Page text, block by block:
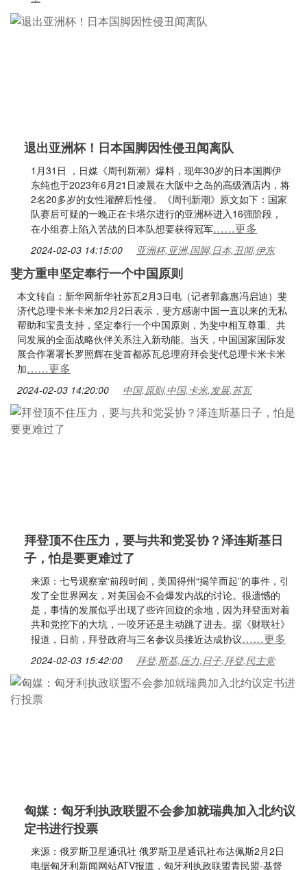
退出亚洲杯！日本国脚因性侵丑闻离队
1月31日 ，日媒《周刊新潮》爆料，现年30岁的日本国脚伊
东纯也于2023年6月21日凌晨在大阪中之岛的高级酒店内，将
2名20多岁的女性灌醉后性侵。《周刊新潮》原文如下：国家
队赛后可疑的一晚正在卡塔尔进行的亚洲杯进入16强阶段，
在小组赛上陷入苦战的日本队想要获得冠军……更多
2024-02-03 14:15:00 亚洲杯,亚洲,国脚,日本,丑闻,伊东
斐方重申坚定奉行一个中国原则
本文转自：新华网新华社苏瓦2月3日电（记者郭鑫惠冯启迪）斐
济代总理卡米卡米加2月2日表示，斐方感谢中国一直以来的无私
帮助和宝贵支持，坚定奉行一个中国原则，为斐中相互尊重、共
同发展的全面战略伙伴关系注入新动能。当天，中国国家国际发
展合作署署长罗照辉在斐首都苏瓦总理府拜会斐代总理卡米卡米
加……更多
2024-02-03 14:20:00 中国,原则,中国,卡米,发展,苏瓦
拜登顶不住压力，要与共和党妥协？泽连斯基日
子，怕是要更难过了
来源：七号观察室‘前段时间，美国得州“揭竿而起”的事件，引
发了全世界网友，对美国会不会爆发内战的讨论。很遗憾的
是，事情的发展似乎出现了些许回旋的余地，因为拜登面对着
共和党挖下的大坑，一咬牙还是主动跳了进去。据《财联社》
报道，日前，拜登政府与三名参议员接近达成协议……更多
2024-02-03 15:42:00 拜登,斯基,压力,日子,拜登,民主党
匈媒：匈牙利执政联盟不会参加就瑞典加入北约议
定书进行投票
来源：俄罗斯卫星通讯社 俄罗斯卫星通讯社布达佩斯2月2日
电据匈牙利新闻网站ATV报道，匈牙利执政联盟青民盟-基督